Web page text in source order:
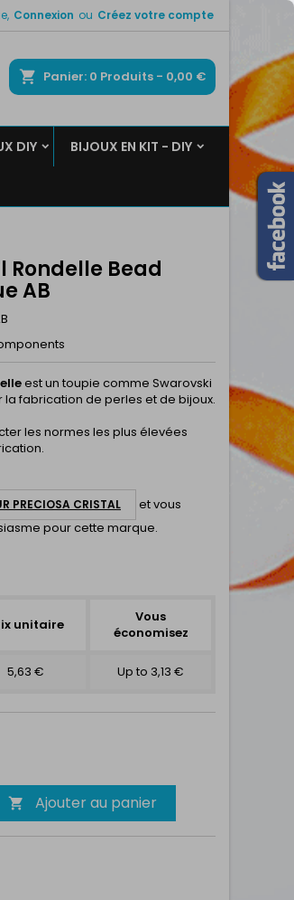
Connexion ou Créez votre compte
Panier 0 Produits - 0,00 €
DIY BIJOUX EN KIT - DIY
Rondelle Bead
AB
est un toupie comme Swarovski
la fabrication de perles et de bijoux.
les normes les plus élevées
PRECIOSA CRISTAL
et vous
pour cette marque.
unitaire
Vous
économisez
5,63 € Up to 3,13 €
 Ajouter au panier